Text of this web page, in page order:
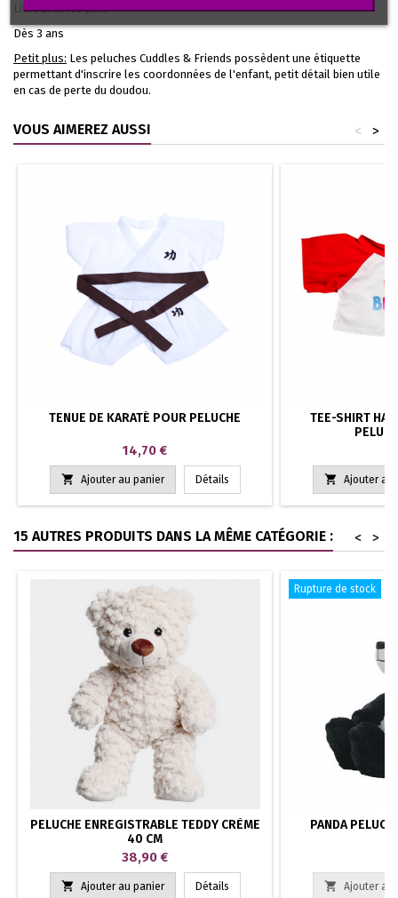
Livré avec les piles
Dès 3 ans
Petit plus: Les peluches Cuddles & Friends possèdent une étiquette
permettant d'inscrire les coordonnées de l'enfant, petit détail bien utile
en cas de perte du doudou.
VOUS AIMEREZ AUSSI >
<
TENUE DE KARATÉ POUR PELUCHE
Prix
14,70 €
 Ajouter au panier Détails
TEE-SHIRT
 Ajouter au
15 AUTRES PRODUITS DANS LA MÊME CATÉGORIE : >
<
PELUCHE ENREGISTRABLE TEDDY CRÈME
40 CM
Prix
38,90 €
 Ajouter au panier Détails
Rupture de stock
PANDA
 Ajouter au